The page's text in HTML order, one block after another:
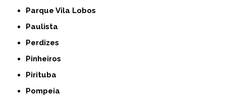
Parque Vila Lobos
Paulista
Perdizes
Pinheiros
Pirituba
Pompeia